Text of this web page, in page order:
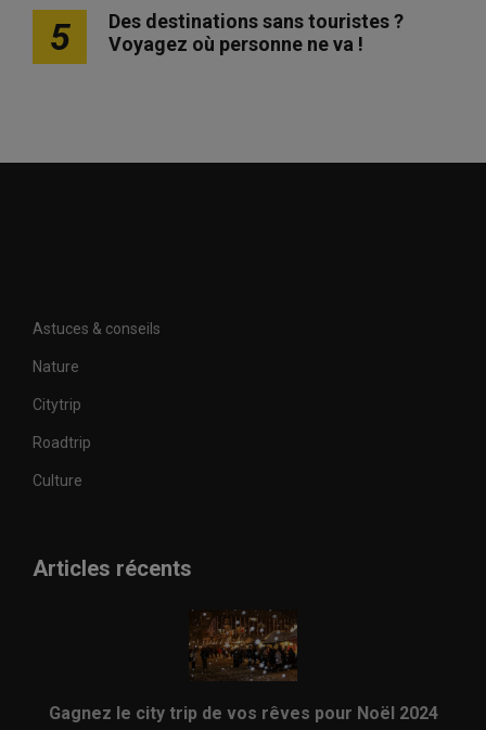
5
Des destinations sans touristes ?
Voyagez où personne ne va !
Astuces & conseils
Nature
Citytrip
Roadtrip
Culture
Articles récents
Gagnez le city trip de vos rêves pour Noël 2024